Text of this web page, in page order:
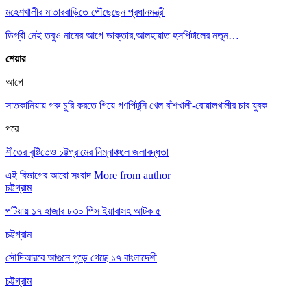
মহেশখালীর মাতারবাড়িতে পৌঁছেছেন প্রধানমন্ত্রী
ডিগ্রী নেই তবুও নামের আগে ডাক্তার,আলহায়াত হসপিটালের নতুন…
শেয়ার
আগে
সাতকানিয়ায় গরু চুরি করতে গিয়ে গণপিটুনি খেল বাঁশখালী-বোয়ালখালীর চার যুবক
পরে
শীতের বৃষ্টিতেও চট্টগ্রামের নিম্নাঞ্চলে জলাবদ্ধতা
এই বিভাগের আরো সংবাদ More from author
চট্টগ্রাম
পটিয়ায় ১৭ হাজার ৮৩০ পিস ইয়াবাসহ আটক ৫
চট্টগ্রাম
সৌদিআরবে আগুনে পুড়ে গেছে ১৭ বাংলাদেশী
চট্টগ্রাম